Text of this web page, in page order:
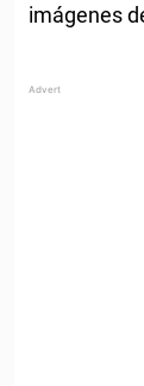
imágenes